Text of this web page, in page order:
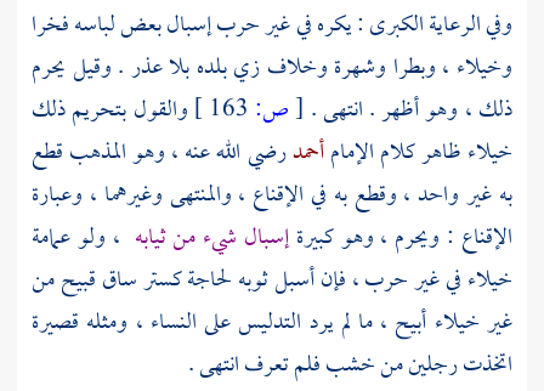
وفي الرعاية الكبرى : يكره في غير حرب إسبال بعض لباسه فخرا
وخيلاء ، وبطرا وشهرة وخلاف زي بلده بلا عذر . وقيل يحرم
ذلك ، وهو أظهر . انتهى . [ص:
والقول بتحريم ذلك
خيلاء ظاهر كلام الإمامأحمدرضي الله عنه ، وهو المذهب قطع
به غير واحد ، وقطع به في الإقناع ، والمنتهى وغيرهما ، وعبارة
الإقناع : ويحرم ، وهو كبيرةإسبال شيء من ثيابه ، ولو عمامة
خيلاء في غير حرب ، فإن أسبل ثوبه لحاجة كستر ساق قبيح من
غير خيلاء أبيح ، ما لم يرد التدليس على النساء ، ومثله قصيرة
اتخذت رجلين من خشب فلم تعرف انتهى .